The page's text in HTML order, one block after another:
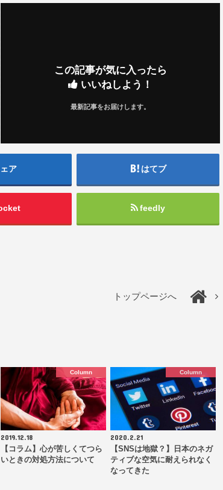
この記事が気に入ったら
いいねしよう！
最新記事をお届けします。
ア はてブ
feedly
トップページへ
Column
2019.12.18
【コラム】心が苦しくてつら
いときの対処方法について
Column
2020.2.21
【SNSは地獄？】日本のネガ
ティブな空気に耐えられなく
なってきた